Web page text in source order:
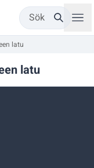
Sök
latu
latu